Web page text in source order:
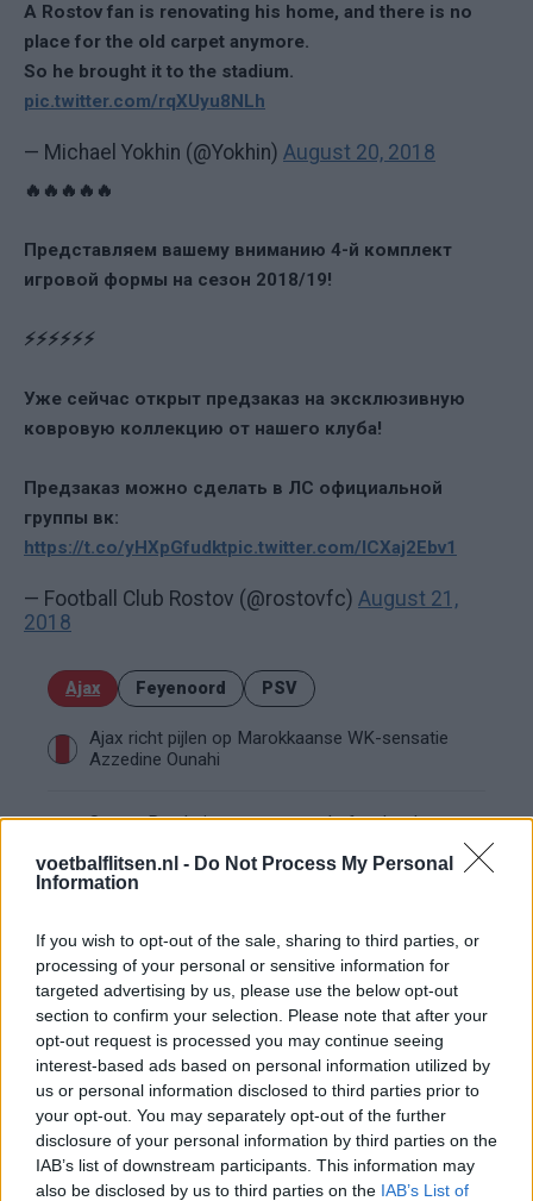
voetbalflitsen.nl - Do Not Process My Personal
Information
If you wish to opt-out of the sale, sharing to third parties, or
processing of your personal or sensitive information for
targeted advertising by us, please use the below opt-out
section to confirm your selection. Please note that after your
opt-out request is processed you may continue seeing
interest-based ads based on personal information utilized by
us or personal information disclosed to third parties prior to
your opt-out. You may separately opt-out of the further
disclosure of your personal information by third parties on the
IAB’s list of downstream participants. This information may
also be disclosed by us to third parties on the IAB’s List of
A Rostov fan is renovating his home, and there is no
place for the old carpet anymore.
So he brought it to the stadium.
pic.twitter.com/rqXUyu8NLh
— Michael Yokhin (@Yokhin) August 20, 2018
🔥🔥🔥🔥🔥
Представляем вашему вниманию 4-й комплект
игровой формы на сезон 2018/19!
⚡⚡⚡⚡⚡⚡
Уже сейчас открыт предзаказ на эксклюзивную
ковровую коллекцию от нашего клуба!
Предзаказ можно сделать в ЛС официальной
группы вк:
https://t.co/yHXpGfudktpic.twitter.com/lCXaj2Ebv1
— Football Club Rostov (@rostovfc) August 21,
2018
Ajax Feyenoord PSV
Ajax richt pijlen op Marokkaanse WK-sensatie
Azzedine Ounahi
Steven Berghuis zorgt voor ophef na harde
De terugkeer van Daley Blind past in een groter
plan van Ajax
Kritiek op Engels van Míchel genuanceerd: ‘Ajax-
spelers snappen dat echt wel’
De eerste Míchel-dagen bij Ajax: Blind coacht,
Gloukh krijgt standje en Ceballos wordt gebeld